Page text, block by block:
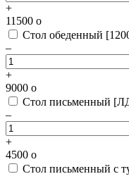
+
11500 o
Стол обеденный
–
+
9000 o
Стол письменный
–
+
4500 o
Стол письменный с